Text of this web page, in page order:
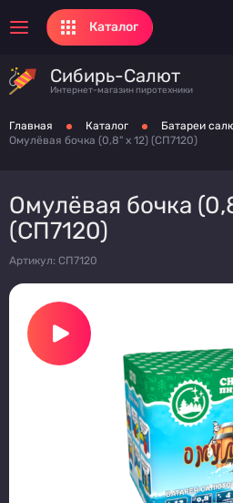
Каталог
Сибирь-Салют
Интернет-магазин пиротехники
Главная Каталог
Батареи
Омулёвая бочка (0,8" х 12) (СП7120)
Омулёвая бочка
(СП7120)
Артикул: СП7120